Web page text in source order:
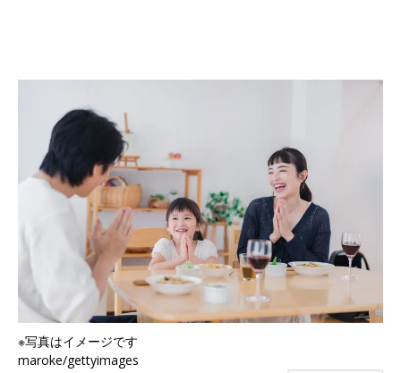
※写真はイメージです
maroke/gettyimages